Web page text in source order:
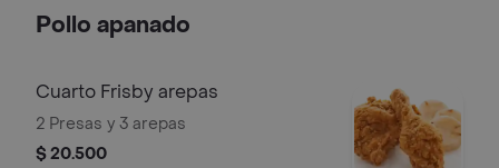
sals
Pollo apanado
Cuarto Frisby arepas
2 Presas y 3 arepas
$ 20.500